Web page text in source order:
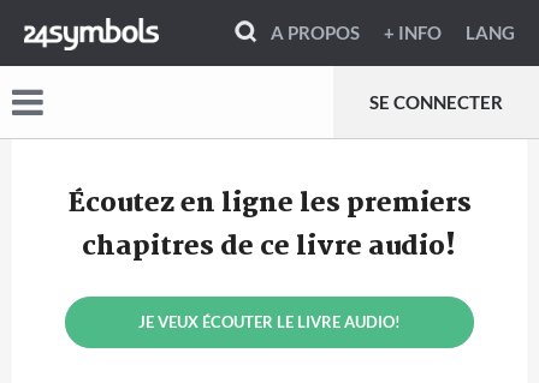
A PROPOS + INFO LANG
SE CONNECTER
Écoutez en ligne les premiers
chapitres de ce livre audio!
JE VEUX ÉCOUTER LE LIVRE AUDIO!